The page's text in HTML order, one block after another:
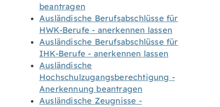
beantragen
Ausländische Berufsabschlüsse für
HWK-Berufe - anerkennen lassen
Ausländische Berufsabschlüsse für
IHK-Berufe - anerkennen lassen
Ausländische
Hochschulzugangsberechtigung -
Anerkennung beantragen
Ausländische Zeugnisse -